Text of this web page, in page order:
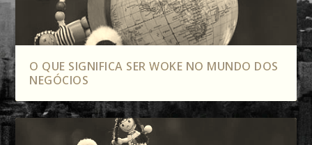
O QUE SIGNIFICA SER WOKE NO MUNDO DOS
NEGÓCIOS